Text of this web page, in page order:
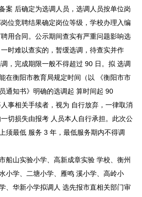
案 后确定为选调人员，选调人员按单位岗
位竞聘结果确定岗位等级，学校办理入编
用合同。公示期间查实有严重问题影响选
时难以查实的，暂缓选调，待查实并作
，完成期限一般不得超过 90 日。拟 选调
在衡阳市教育局规定时间（以 《衡阳市市
通知书》明确的选调起 算时间起 90
事相关手续者，视为 自行放弃，一律取消
切损失由报考 人员本人自行承担。此次公
须最低 服务 3 年，最低服务期内不得调
船山实验小学、高新成章实验 学校、衡州
小学、二塘小学、雁鸣 溪小学、高岭小
、华新小学拟调人 选先报市直相关部门审